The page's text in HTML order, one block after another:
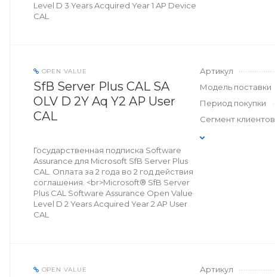
Level D 3 Years Acquired Year 1 AP Device
CAL
OPEN VALUE
SfB Server Plus CAL SA
OLV D 2Y Aq Y2 AP User
CAL
Государственная подписка Software
Assurance для Microsoft SfB Server Plus
CAL. Оплата за 2 года во 2 год действия
соглашения. <br>Microsoft® SfB Server
Plus CAL Software Assurance Open Value
Level D 2 Years Acquired Year 2 AP User
CAL
Артикул
Модель поставки
Период покупки
Сегмент клиентов
OPEN VALUE Артикул